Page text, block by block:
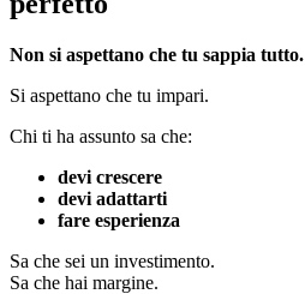
Non si aspettano che tu sappia tutto.
Si aspettano che tu impari.
Chi ti ha assunto sa che:
devi crescere
devi adattarti
fare esperienza
Sa che sei un investimento.
Sa che hai margine.